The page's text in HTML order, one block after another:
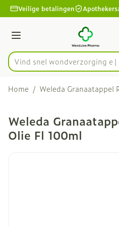
Ga naar de inhoud
1 van 1
Veilige betalingen
Menu
Product, merk, categorie...
Vind snel wondverz
Home / Weleda Granaatappel
Weleda
Olie Fl 100ml